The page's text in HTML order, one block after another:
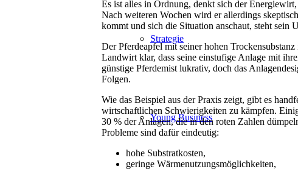
Strategie
Young Business
Es ist alles in Ordnung, denkt sich der
Nach weiteren Wochen wird er allerdings
kommt und sich die Situation anschaut, steht sein
Der Pferdeapfel mit seiner hohen
Landwirt klar, dass seine einstufige Anlage mit
günstige Pferdemist lukrativ, doch das
Folgen.
Wie das Beispiel aus der Praxis zeigt, gibt es
wirtschaftlichen Schwierigkeiten zu kämpfen.
30 % der Anlagen, die in den roten Zahlen
Probleme sind dafür eindeutig:
hohe Substratkosten,
geringe Wärmenutzungsmöglichkeiten,